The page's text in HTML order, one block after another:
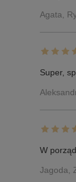
Agata,
Super,
W
Jagoda,